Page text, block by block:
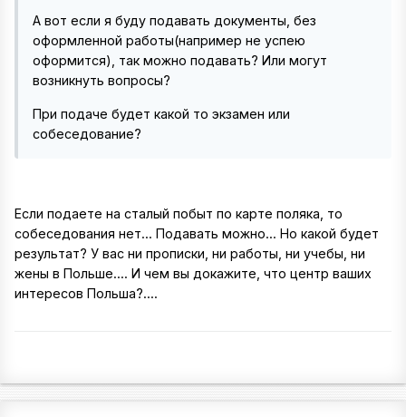
А вот если я буду подавать документы, без
оформленной работы(например не успею
оформится), так можно подавать? Или могут
возникнуть вопросы?
При подаче будет какой то экзамен или
собеседование?
Если подаете на сталый побыт по карте поляка, то
собеседования нет... Подавать можно... Но какой будет
результат? У вас ни прописки, ни работы, ни учебы, ни
жены в Польше.... И чем вы докажите, что центр ваших
интересов Польша?....